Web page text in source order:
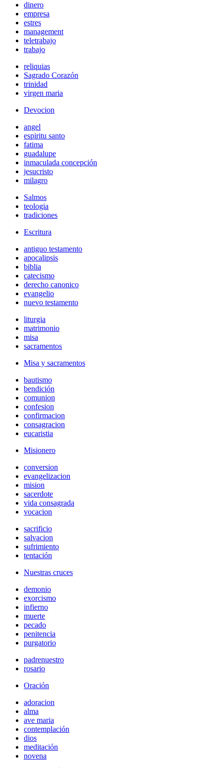
dinero
empresa
estres
management
teletrabajo
trabajo
reliquias
Sagrado Corazón
trinidad
virgen maria
Devocion
angel
espiritu santo
fatima
guadalupe
inmaculada concepción
jesucristo
milagro
Salmos
teologia
tradiciones
Escritura
antiguo testamento
apocalipsis
biblia
catecismo
derecho canonico
evangelio
nuevo testamento
liturgia
matrimonio
misa
sacramentos
Misa y sacramentos
bautismo
bendición
comunion
confesion
confirmacion
consagracion
eucaristia
Misionero
conversion
evangelizacion
mision
sacerdote
vida consagrada
vocacion
sacrificio
salvacion
sufrimiento
tentación
Nuestras cruces
demonio
exorcismo
infierno
muerte
pecado
penitencia
purgatorio
padrenuestro
rosario
Oración
adoracion
alma
ave maria
contemplación
dios
meditación
novena